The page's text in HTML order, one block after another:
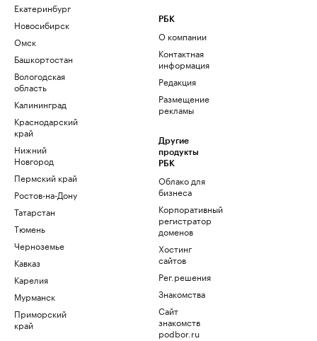
Екатеринбург
Новосибирск
Омск
Башкортостан
Вологодская
область
Калининград
Краснодарский
край
Нижний
Новгород
Пермский край
Ростов-на-Дону
Татарстан
Тюмень
Черноземье
Кавказ
Карелия
Мурманск
Приморский
край
РБК
О компании
Контактная
информация
Редакция
Размещение
рекламы
Другие
продукты
РБК
Облако для
бизнеса
Корпоративный
регистратор
доменов
Хостинг
сайтов
Рег.решения
Знакомства
Сайт
знакомств
podbor.ru